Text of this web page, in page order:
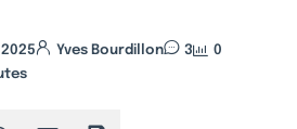
Yves Bourdillon 3
0